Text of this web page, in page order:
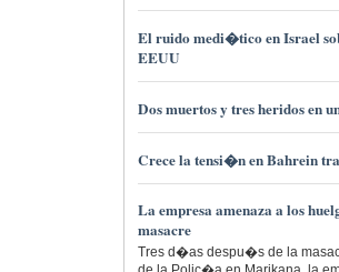
El ruido medi�tico en Israel
EEUU
Dos muertos y tres heridos en
Crece la tensi�n en Bahrein
La empresa amenaza a los
masacre
Tres d�as despu�s de la